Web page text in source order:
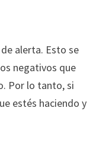
alerta. Esto se
negativos que
Por lo tanto, si
estés haciendo y